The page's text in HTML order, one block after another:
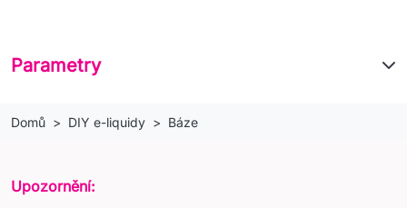
Parametry
Domů DIY e-liquidy Báze
Upozornění: